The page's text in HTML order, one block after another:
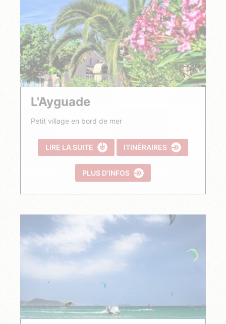
L'Ayguade
Petit village en bord de mer
LIRE LA SUITE ITINÉRAIRES
PLUS D’INFOS